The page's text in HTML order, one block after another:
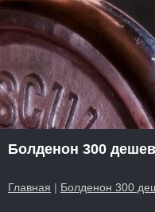
Болденон 300
Главная | Болденон 300